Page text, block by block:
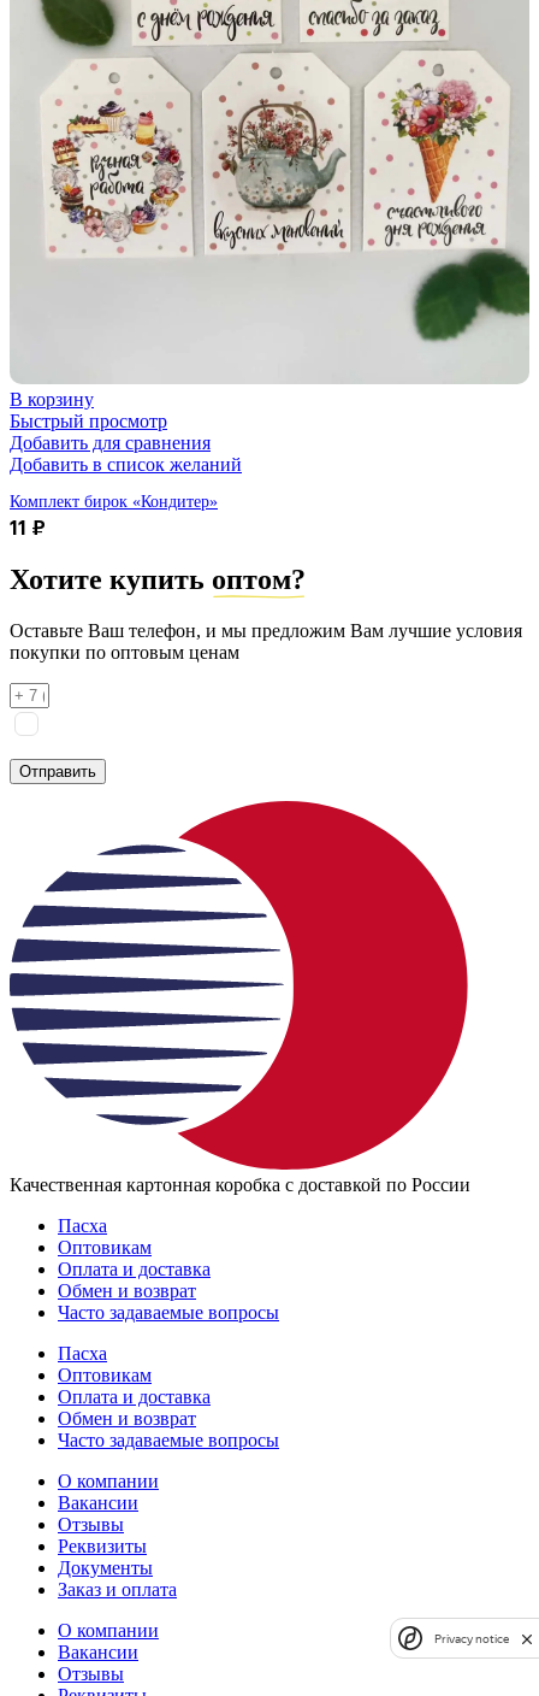
В корзину
Быстрый просмотр
Добавить для сравнения
Добавить в список желаний
Комплект бирок «Кондитер»
11 ₽
Хотите купить оптом?
Оставьте Ваш телефон, и мы предложим Вам лучшие условия
покупки по оптовым ценам
Отправить
Качественная картонная коробка с доставкой по России
Пасха
Оптовикам
Оплата и доставка
Обмен и возврат
Часто задаваемые вопросы
Пасха
Оптовикам
Оплата и доставка
Обмен и возврат
Часто задаваемые вопросы
О компании
Вакансии
Отзывы
Реквизиты
Документы
Заказ и оплата
О компании
Вакансии
Отзывы
Privacy notice